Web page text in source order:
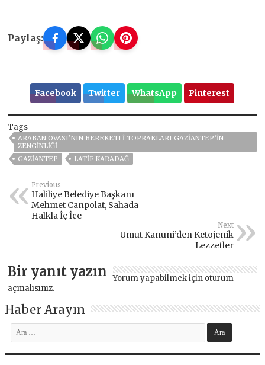
Paylaş:
Facebook Twitter WhatsApp Pinterest
Tags
ARABAN OVASI’NIN BEREKETLİ TOPRAKLARI GAZİANTEP’İN
ZENGİNLİĞİ
GAZIANTEP
LATİF KARADAĞ
Previous
Haliliye Belediye Başkanı
Mehmet Canpolat, Sahada
Halkla İç İçe
Next
Umut Kanuni’den Ketojenik
Lezzetler
Bir yanıt yazın Yorum yapabilmek için oturum
açmalısınız.
Haber Arayın